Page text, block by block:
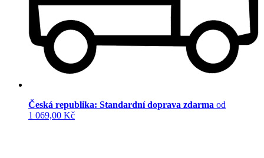
Česká republika: Standardní doprava zdarma od
1 069,00 Kč